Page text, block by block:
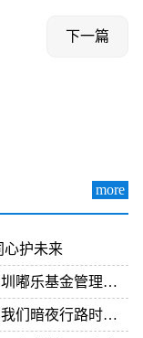
下一篇
more
心护未来
公司介绍）-世界视点
有意义的阅读重构精神维度